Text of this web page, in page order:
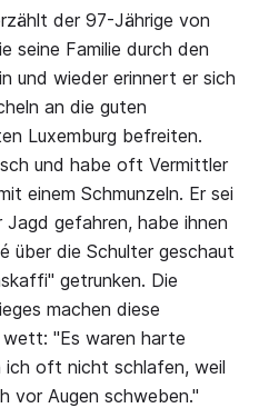
der 97-Jährige von
seine Familie durch den
und wieder erinnert er sich
an die guten
Luxemburg befreiten.
und habe oft Vermittler
einem Schmunzeln. Er sei
Jagd gefahren, habe ihnen
über die Schulter geschaut
getrunken. Die
machen diese
wett: "Es waren harte
ich oft nicht schlafen, weil
vor Augen schweben."